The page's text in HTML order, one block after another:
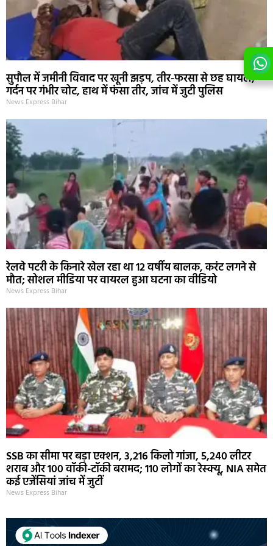
सुपौल में जमीनी विवाद पर खूनी झड़प, तीर-फरसा से छह घायल;
गर्दन पर गंभीर चोट, हाथ में फंसा तीर, जांच में जुटी पुलिस
News Express Bihar
रेलवे पटरी के किनारे खेल रहा था 12 वर्षीय बालक, करंट लगने से
मौत; सोशल मीडिया पर वायरल हुआ घटना का वीडियो
News Express Bihar
SSB का सीमा पर बड़ा एक्शन, 3,216 किलो गांजा, 5,240 लीटर
शराब और 100 वॉकी-टॉकी बरामद; 110 लोगों का रेस्क्यू, NIA समेत
कई एजेंसियां जांच में जुटीं
News Express Bihar